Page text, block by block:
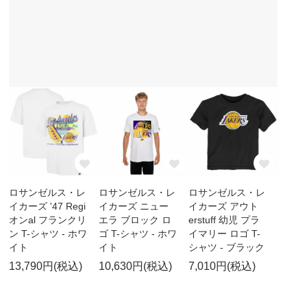
ロサンゼルス・レ
イカーズ '47 Regi
オンal フランクリ
ン T-シャツ - ホワ
イト
13,790円(税込)
ロサンゼルス・レ
イカーズ ニュー
エラ ブロック ロ
ゴ T-シャツ - ホワ
イト
10,630円(税込)
ロサンゼルス・レ
イカーズ アウト
erstuff 幼児 プラ
イマリー ロゴ T-
シャツ - ブラック
7,010円(税込)